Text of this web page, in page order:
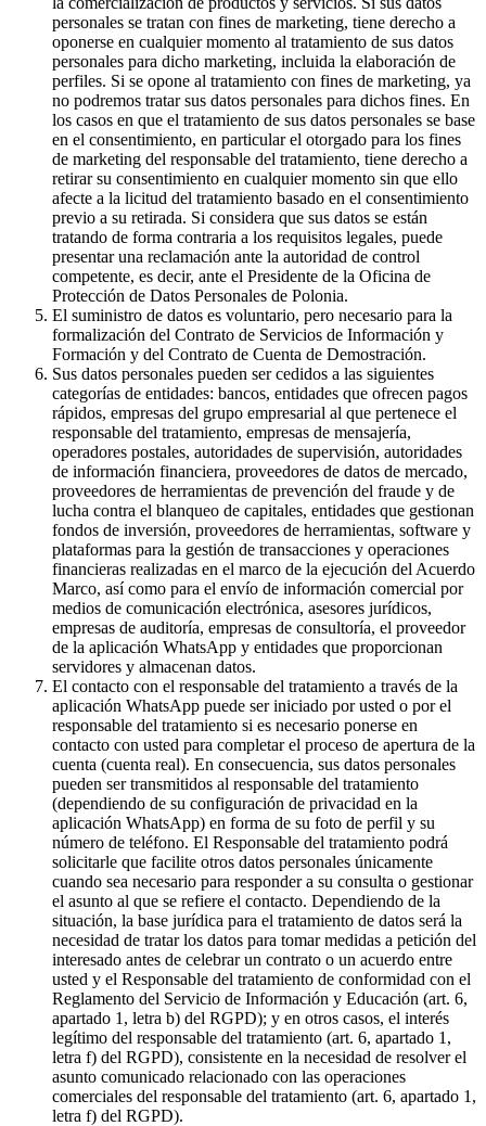
personales se tratan con fines de marketing, tiene derecho a
oponerse en cualquier momento al tratamiento de sus datos
personales para dicho marketing, incluida la elaboración de
perfiles. Si se opone al tratamiento con fines de marketing, ya
no podremos tratar sus datos personales para dichos fines. En
los casos en que el tratamiento de sus datos personales se base
en el consentimiento, en particular el otorgado para los fines
de marketing del responsable del tratamiento, tiene derecho a
retirar su consentimiento en cualquier momento sin que ello
afecte a la licitud del tratamiento basado en el consentimiento
previo a su retirada. Si considera que sus datos se están
tratando de forma contraria a los requisitos legales, puede
presentar una reclamación ante la autoridad de control
competente, es decir, ante el Presidente de la Oficina de
Protección de Datos Personales de Polonia.
El suministro de datos es voluntario, pero necesario para la
formalización del Contrato de Servicios de Información y
Formación y del Contrato de Cuenta de Demostración.
Sus datos personales pueden ser cedidos a las siguientes
categorías de entidades: bancos, entidades que ofrecen pagos
rápidos, empresas del grupo empresarial al que pertenece el
responsable del tratamiento, empresas de mensajería,
operadores postales, autoridades de supervisión, autoridades
de información financiera, proveedores de datos de mercado,
proveedores de herramientas de prevención del fraude y de
lucha contra el blanqueo de capitales, entidades que gestionan
fondos de inversión, proveedores de herramientas, software y
plataformas para la gestión de transacciones y operaciones
financieras realizadas en el marco de la ejecución del Acuerdo
Marco, así como para el envío de información comercial por
medios de comunicación electrónica, asesores jurídicos,
empresas de auditoría, empresas de consultoría, el proveedor
de la aplicación WhatsApp y entidades que proporcionan
servidores y almacenan datos.
El contacto con el responsable del tratamiento a través de la
aplicación WhatsApp puede ser iniciado por usted o por el
responsable del tratamiento si es necesario ponerse en
contacto con usted para completar el proceso de apertura de la
cuenta (cuenta real). En consecuencia, sus datos personales
pueden ser transmitidos al responsable del tratamiento
(dependiendo de su configuración de privacidad en la
aplicación WhatsApp) en forma de su foto de perfil y su
número de teléfono. El Responsable del tratamiento podrá
solicitarle que facilite otros datos personales únicamente
cuando sea necesario para responder a su consulta o gestionar
el asunto al que se refiere el contacto. Dependiendo de la
situación, la base jurídica para el tratamiento de datos será la
necesidad de tratar los datos para tomar medidas a petición del
interesado antes de celebrar un contrato o un acuerdo entre
usted y el Responsable del tratamiento de conformidad con el
Reglamento del Servicio de Información y Educación (art. 6,
apartado 1, letra b) del RGPD); y en otros casos, el interés
legítimo del responsable del tratamiento (art. 6, apartado 1,
letra f) del RGPD), consistente en la necesidad de resolver el
asunto comunicado relacionado con las operaciones
comerciales del responsable del tratamiento (art. 6, apartado 1,
letra f) del RGPD).